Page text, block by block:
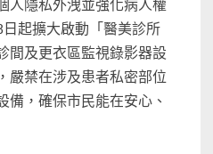
人隱私外洩並強化病人權
起擴大啟動「醫美診所
間及更衣區監視錄影器設
嚴禁在涉及患者私密部位
備，確保市民能在安心、